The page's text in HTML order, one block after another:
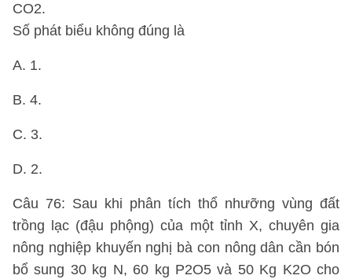
CO2.
Số phát biểu không đúng là
A. 1.
B. 4.
C. 3.
D. 2.
Câu 76: Sau khi phân tích thổ nhưỡng vùng đất
trồng lạc (đậu phộng) của một tỉnh X, chuyên gia
nông nghiệp khuyến nghị bà con nông dân cần bón
bổ sung 30 kg N, 60 kg P2O5 và 50 Kg K2O cho